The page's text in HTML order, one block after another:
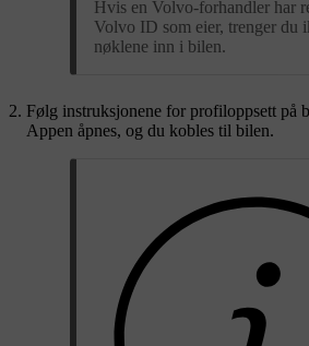
Hvis en Volvo-forhandler har
Volvo ID som eier, trenger du
nøklene inn i bilen.
Følg instruksjonene for profiloppsett på
Appen åpnes, og du kobles til bilen.